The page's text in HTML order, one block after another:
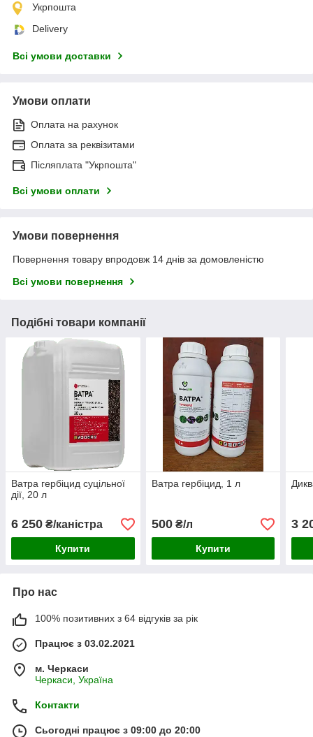
Укрпошта
Delivery
Всі умови доставки
Умови оплати
Оплата на рахунок
Оплата за реквізитами
Післяплата "Укрпошта"
Всі умови оплати
Умови повернення
Повернення товару впродовж 14 днів за домовленістю
Всі умови повернення
Подібні товари компанії
Ватра гербіцид суцільної
дії, 20 л
6 250 ₴/каністра
Купити
Ватра гербіцид, 1 л
500₴/л
Купити
3
Про нас
100% позитивних з 64 відгуків за рік
Працює з 03.02.2021
м. Черкаси
Черкаси, Україна
Контакти
Сьогодні працює з 09:00 до 20:00